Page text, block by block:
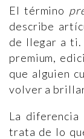
El término
describe
de llegar a ti.
premium,
que alguien
volver a
La
trata de lo